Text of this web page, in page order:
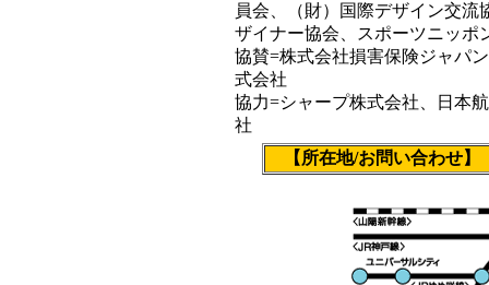
員会、（財）国際デザイン交流
ザイナー協会、スポーツニッポ
協賛=株式会社損害保険ジャパ
式会社
協力=シャープ株式会社、日本
社
【所在地/お問い合わせ】